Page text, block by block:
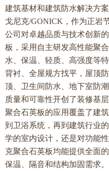
建筑基材和建筑防水解决方案
戈尼克/GONICK ，作为正岩
公司对卓越品质与技术创新的
板 ，采用自主研发高性能聚
水、保温、轻质、高强度等
背衬、全屋规方找平，屋顶
顶、卫生间防水、地下室防
质量和可靠性开创了装修基层
聚合石英板的应用覆盖了建
到卫浴系统，再到建筑行业
学的室内设计，还是对功能
克聚合石英板均能提供全面
保温、隔音和结构加固需求。